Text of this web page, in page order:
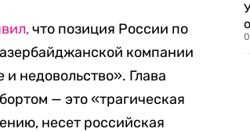
что позиция России по
компании
недовольство». Глава
— это «трагическая
несет российская